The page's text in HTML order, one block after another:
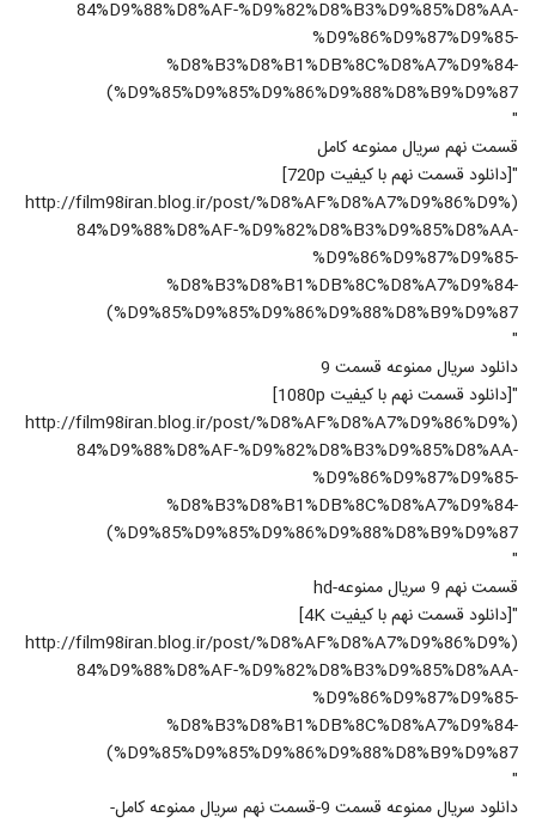
84%D9%88%D8%AF-%D9%82%D8%B3%D9%85%D8%AA-
%D9%86%D9%87%D9%85-
%D8%B3%D8%B1%DB%8C%D8%A7%D9%84-
%D9%85%D9%85%D9%86%D9%88%D8%B9%D9%87)
"
قسمت نهم سريال ممنوعه کامل
"[دانلود قسمت نهم با کيفيت 720p]
(http://film98iran.blog.ir/post/%D8%AF%D8%A7%D9%86%D9%
84%D9%88%D8%AF-%D9%82%D8%B3%D9%85%D8%AA-
%D9%86%D9%87%D9%85-
%D8%B3%D8%B1%DB%8C%D8%A7%D9%84-
%D9%85%D9%85%D9%86%D9%88%D8%B9%D9%87)
"
دانلود سريال ممنوعه قسمت 9
"[دانلود قسمت نهم با کيفيت 1080p]
(http://film98iran.blog.ir/post/%D8%AF%D8%A7%D9%86%D9%
84%D9%88%D8%AF-%D9%82%D8%B3%D9%85%D8%AA-
%D9%86%D9%87%D9%85-
%D8%B3%D8%B1%DB%8C%D8%A7%D9%84-
%D9%85%D9%85%D9%86%D9%88%D8%B9%D9%87)
"
قسمت نهم 9 سريال ممنوعه-hd
"[دانلود قسمت نهم با کيفيت 4K]
(http://film98iran.blog.ir/post/%D8%AF%D8%A7%D9%86%D9%
84%D9%88%D8%AF-%D9%82%D8%B3%D9%85%D8%AA-
%D9%86%D9%87%D9%85-
%D8%B3%D8%B1%DB%8C%D8%A7%D9%84-
%D9%85%D9%85%D9%86%D9%88%D8%B9%D9%87)
"
دانلود سريال ممنوعه قسمت 9-قسمت نهم سريال ممنوعه کامل-